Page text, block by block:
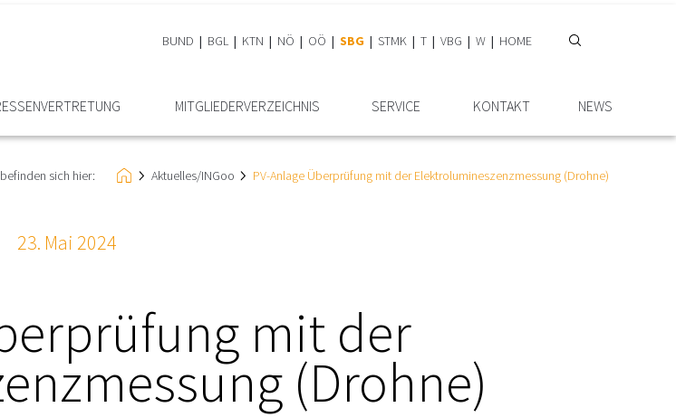
BUND BGL KTN NÖ OÖ SBG STMK T VBG W HOME
MITGLIEDER­VERZEICHNIS SERVICE KONTAKT NEWS
sich hier: Aktuelles/INGoo PV-Anlage Überprüfung mit der Elektrolumineszenzmessung (Drohne)
23. Mai 2024
mit der
(Drohne)